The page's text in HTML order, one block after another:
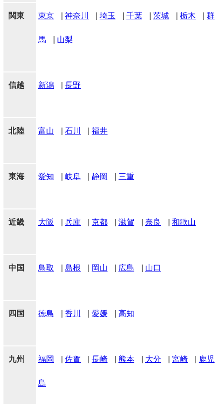
関東 東京 神奈川 埼玉 千葉 茨城 栃木 群
馬 山梨
信越 新潟 長野
北陸 富山 石川 福井
東海 愛知 岐阜 静岡 三重
近畿 大阪 兵庫 京都 滋賀 奈良 和歌山
中国 鳥取 島根 岡山 広島 山口
四国 徳島 香川 愛媛 高知
九州 福岡 佐賀 長崎 熊本 大分 宮崎 鹿児
島